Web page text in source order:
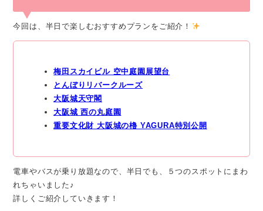
今回は、半日で楽しむおすすめプランをご紹介！
梅田スカイビル 空中庭園展望台
とんぼりリバークルーズ
大阪城天守閣
大阪城 西の丸庭園
重要文化財 大阪城の櫓 YAGURA特別公開
電車やバスが乗り放題なので、半日でも、５つのスポットにまわ
れちゃいました♪
詳しくご紹介していきます！